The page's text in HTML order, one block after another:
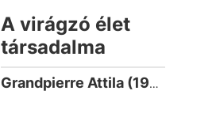
A virágzó élet
társadalma
Grandpierre Attila (1951-)